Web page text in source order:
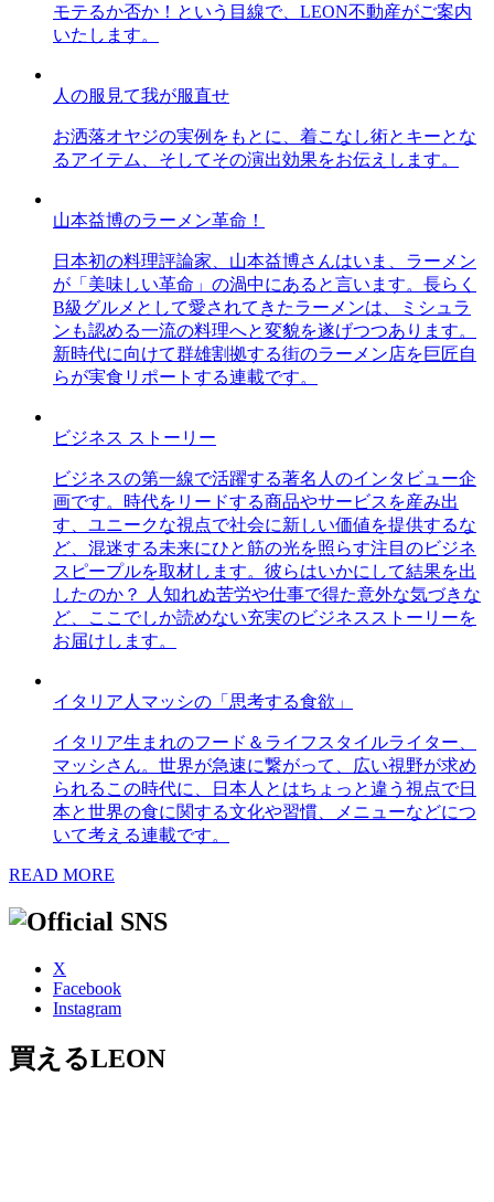
モテるか否か！という目線で、LEON不動産がご案内
いたします。
人の服見て我が服直せ
お洒落オヤジの実例をもとに、着こなし術とキーとな
るアイテム、そしてその演出効果をお伝えします。
山本益博のラーメン革命！
日本初の料理評論家、山本益博さんはいま、ラーメン
が「美味しい革命」の渦中にあると言います。長らく
B級グルメとして愛されてきたラーメンは、ミシュラ
ンも認める一流の料理へと変貌を遂げつつあります。
新時代に向けて群雄割拠する街のラーメン店を巨匠自
らが実食リポートする連載です。
ビジネス ストーリー
ビジネスの第一線で活躍する著名人のインタビュー企
画です。時代をリードする商品やサービスを産み出
す、ユニークな視点で社会に新しい価値を提供するな
ど、混迷する未来にひと筋の光を照らす注目のビジネ
スピープルを取材します。彼らはいかにして結果を出
したのか？ 人知れぬ苦労や仕事で得た意外な気づきな
ど、ここでしか読めない充実のビジネスストーリーを
お届けします。
イタリア人マッシの「思考する食欲」
イタリア生まれのフード＆ライフスタイルライター、
マッシさん。世界が急速に繋がって、広い視野が求め
られるこの時代に、日本人とはちょっと違う視点で日
本と世界の食に関する文化や習慣、メニューなどにつ
いて考える連載です。
READ MORE
X
Facebook
Instagram
買えるLEON